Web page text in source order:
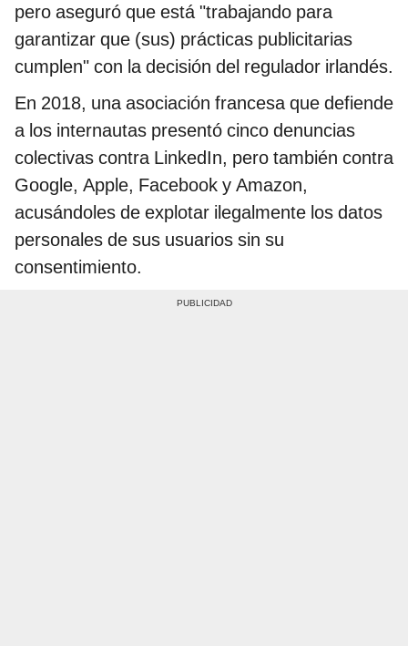
pero aseguró que está "trabajando para
garantizar que (sus) prácticas publicitarias
cumplen" con la decisión del regulador irlandés.
En 2018, una asociación francesa que defiende
a los internautas presentó cinco denuncias
colectivas contra LinkedIn, pero también contra
Google, Apple, Facebook y Amazon,
acusándoles de explotar ilegalmente los datos
personales de sus usuarios sin su
consentimiento.